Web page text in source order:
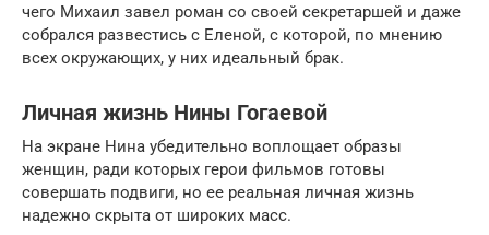
чего Михаил завел роман со своей секретаршей и даже
собрался развестись с Еленой, с которой, по мнению
всех окружающих, у них идеальный бpaк.
Личная жизнь Нины Гогаевой
На экране Нина убедительно воплощает образы
женщин, ради которых герои фильмов готовы
совершать подвиги, но ее реальная личная жизнь
надежно скрыта от широких масс.